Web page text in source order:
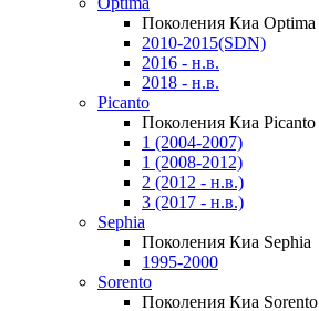
Поколения Киа Optima
2010-2015(SDN)
2016 - н.в.
2018 - н.в.
Picanto
Поколения Киа Picanto
1 (2004-2007)
1 (2008-2012)
2 (2012 - н.в.)
3 (2017 - н.в.)
Sephia
Поколения Киа Sephia
1995-2000
Sorento
Поколения Киа Sorento